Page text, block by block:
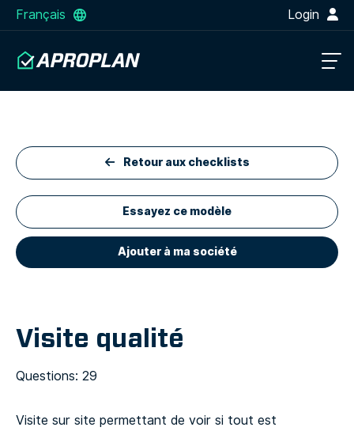
Français Login
Retour aux checklists
Essayez ce modèle
Ajouter à ma société
Visite qualité
Questions: 29
Visite sur site permettant de voir si tout est